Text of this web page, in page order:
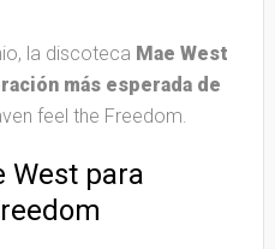
la discoteca Mae West
más esperada de
feel the Freedom.
West para